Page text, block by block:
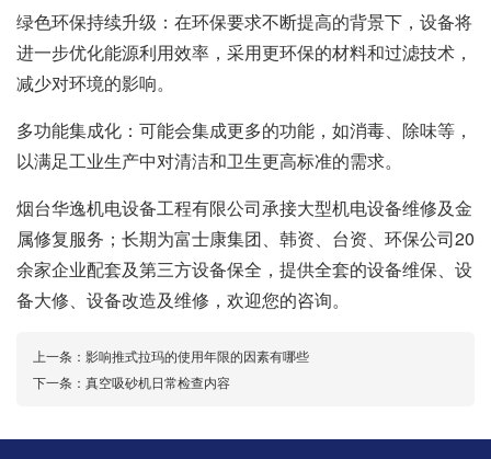
绿色环保持续升级：在环保要求不断提高的背景下，设备将
进一步优化能源利用效率，采用更环保的材料和过滤技术，
减少对环境的影响。
多功能集成化：可能会集成更多的功能，如消毒、除味等，
以满足工业生产中对清洁和卫生更高标准的需求。
烟台华逸机电设备工程有限公司承接大型机电设备维修及金
属修复服务；长期为富士康集团、韩资、台资、环保公司20
余家企业配套及第三方设备保全，提供全套的设备维保、设
备大修、设备改造及维修，欢迎您的咨询。
上一条： 影响推式拉玛的使用年限的因素有哪些
下一条： 真空吸砂机日常检查内容